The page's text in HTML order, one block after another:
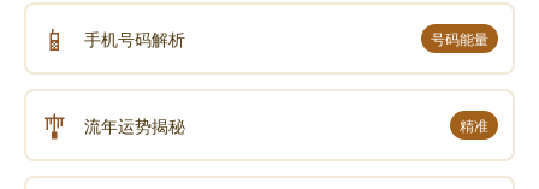
📱 手机号码解析 号码能量
🎐 流年运势揭秘 精准